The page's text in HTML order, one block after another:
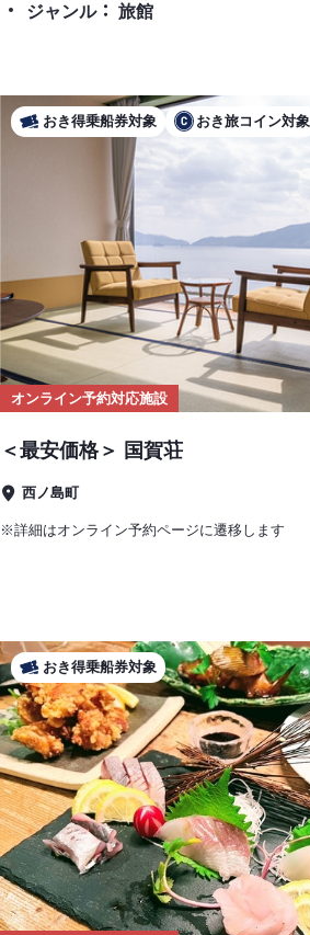
ジャンル 旅館
オンライン予約対応施設
おき得乗船券対象 おき旅コイン対象
＜最安価格＞ 国賀荘
西ノ島町
※詳細はオンライン予約ページに遷移します
おき得乗船券対象